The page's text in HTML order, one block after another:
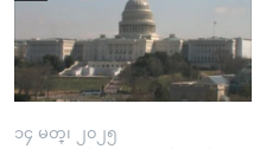
၁၄ မတ္၊ ၂၀၂၅